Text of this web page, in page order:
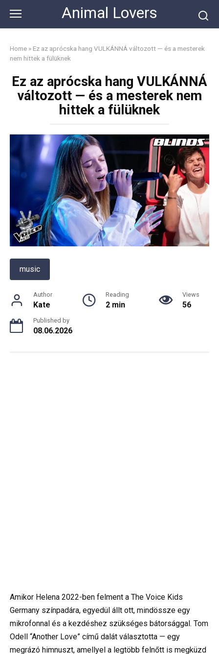
content
Animal Lovers
Home » Ez az aprócska hang VULKÁNNÁ változott — és a mesterek
nem hittek a fülüknek
Ez az aprócska hang VULKÁNNÁ
változott — és a mesterek nem
hittek a fülüknek
music
Author
Kate
Reading
2 min
Views
56
Published by
08.06.2026
Amikor Helena 2022-ben felment a The Voice Kids
Germany színpadára, egyedül állt ott, mindössze egy
mikrofonnal és a kezdéshez szükséges bátorsággal. Tom
Odell “Another Love” című dalát választotta — egy
megrázó himnuszt, amellyel a legtöbb felnőtt is megküzd